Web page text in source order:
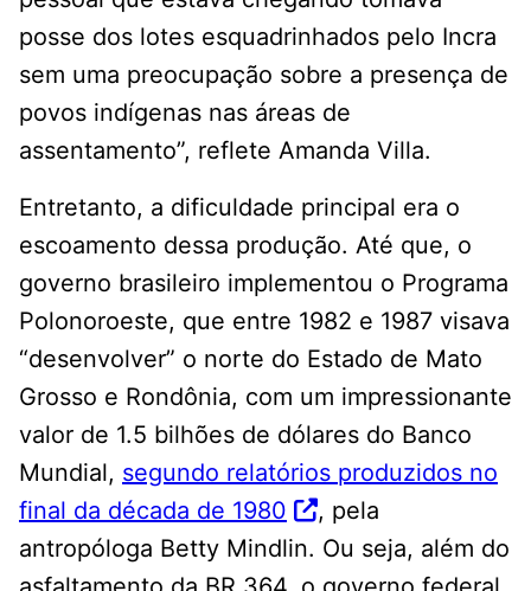
posse dos lotes esquadrinhados pelo Incra
sem uma preocupação sobre a presença de
povos indígenas nas áreas de
assentamento”, reflete Amanda Villa.
Entretanto, a dificuldade principal era o
escoamento dessa produção. Até que, o
governo brasileiro implementou o Programa
Polonoroeste, que entre 1982 e 1987 visava
“desenvolver” o norte do Estado de Mato
Grosso e Rondônia, com um impressionante
valor de 1.5 bilhões de dólares do Banco
Mundial, segundo relatórios produzidos no
final da década de 1980
, pela
antropóloga Betty Mindlin. Ou seja, além do